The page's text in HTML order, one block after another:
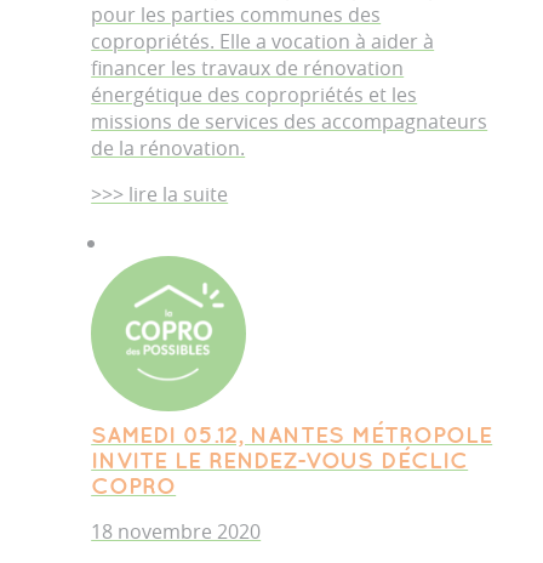
pour les parties communes des
copropriétés. Elle a vocation à aider à
financer les travaux de rénovation
énergétique des copropriétés et les
missions de services des accompagnateurs
de la rénovation.
>>> lire la suite
SAMEDI 05.12, NANTES MÉTROPOLE
INVITE LE RENDEZ-VOUS DÉCLIC
COPRO
18 novembre 2020